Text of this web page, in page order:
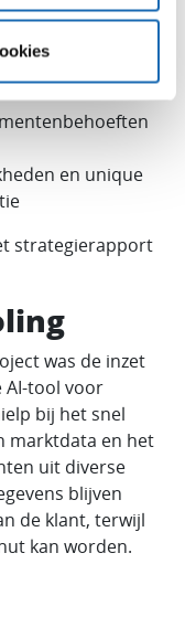
en unique
strategierapport
was de inzet
AI-tool voor
bij het snel
marktdata en het
uit diverse
blijven
de klant, terwijl
kan worden.